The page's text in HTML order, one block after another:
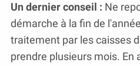
Un dernier conseil : Ne
démarche à la fin de
traitement par les caisses
prendre plusieurs mois. En